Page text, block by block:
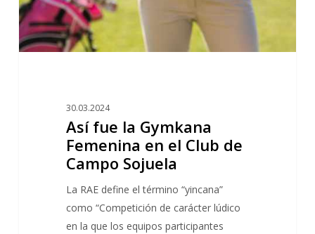
de
Campo
30.03.2024
Así fue la Gymkana
Femenina en el Club de
Campo Sojuela
La RAE define el término “yincana”
como “Competición de carácter lúdico
en la que los equipos participantes